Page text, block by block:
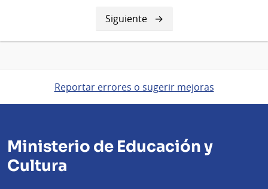
Siguiente
página
Siguiente
Reportar errores o sugerir mejoras
Ministerio de Educación y
Cultura